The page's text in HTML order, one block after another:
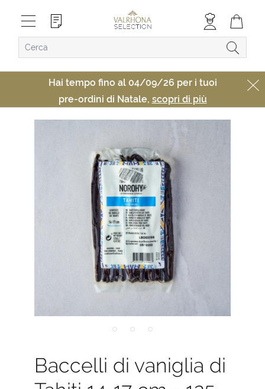
Hai tempo fino al 04/09/26 per i tuoi
pre-ordini di Natale, scopri di più
Baccelli di vaniglia di